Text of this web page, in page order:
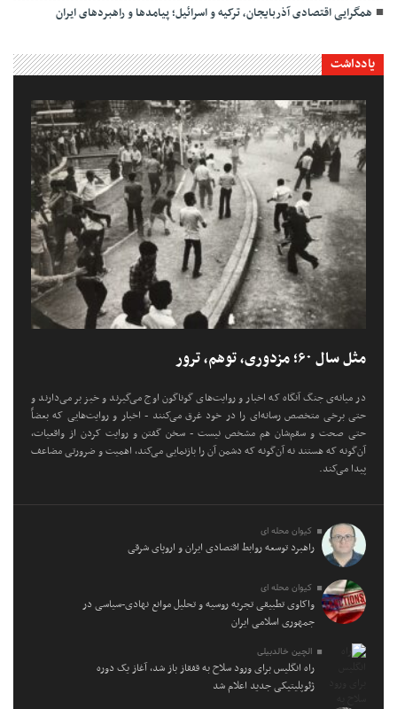
همگرایی اقتصادی آذربایجان، ترکیه و اسرائیل؛ پیامدها و راهبردهای ایران
یادداشت
مثل سال ۶۰؛ مزدوری، توهم، ترور
در میانه‌ی جنگ آنگاه که اخبار و روایت‌های گوناگون اوج می‌گیرند و خیز بر می‌دارند و
حتی برخی متخصص رسانه‌ای را در خود غرق می‌کنند - اخبار و روایت‌هایی که بعضاً
حتی صحت و سقم‌شان هم مشخص نیست - سخن گفتن و روایت کردن از واقعیات،
آن‌گونه که هستند نه آن‌گونه که دشمن آن را بازنمایی می‌کند، اهمیت و ضرورتی مضاعف
پیدا می‌کند.
کیوان محله ای
راهبرد توسعه روابط اقتصادی ایران و اروپای شرقی
کیوان محله ای
واکاوی تطبیقی تجربه روسیه و تحلیل موانع نهادی-سیاسی در
جمهوری اسلامی ایران
الچین خالدبیلی
راه انگلیس برای ورود سلاح به قفقاز باز شد، آغاز یک دوره
ژئوپلیتیکی جدید اعلام شد